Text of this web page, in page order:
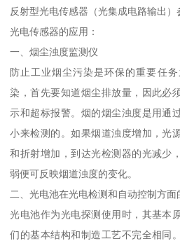
反射型光电传感器（光集成电路输出）
光电传感器的应用：
一、烟尘浊度监测仪
防止工业烟尘污染是环保的重要任
染，首先要知道烟尘排放量，因此必
示和超标报警。烟的烟尘浊度是用通
小来检测的。如果烟道浊度增加，光
和折射增加，到达光检测器的光减少
弱便可反映烟道浊度的变化。
二、光电池在光电检测和自动控制方面
光电池作为光电探测使用时，其基本
们的基本结构和制造工艺不完全相同